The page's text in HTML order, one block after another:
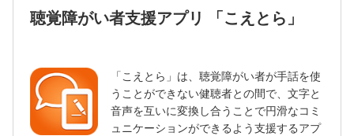
聴覚障がい者支援アプリ 「こえとら」
「こえとら」は、聴覚障がい者が手話を使
うことができない健聴者との間で、文字と
音声を互いに変換し合うことで円滑なコミ
ュニケーションができるよう支援するアプ